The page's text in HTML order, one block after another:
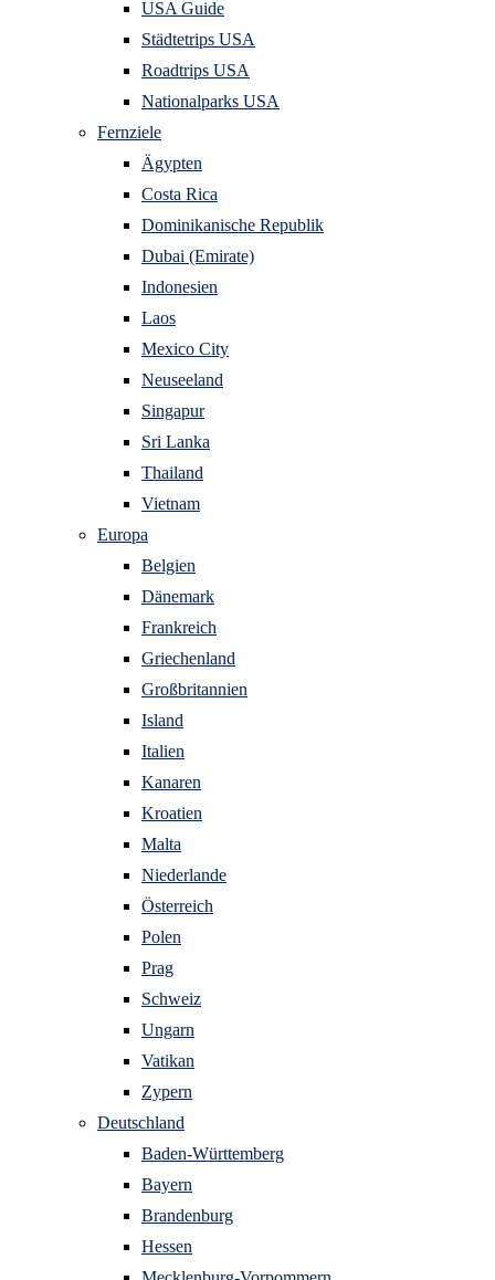
USA Guide
Städtetrips USA
Roadtrips USA
Nationalparks USA
Fernziele
Ägypten
Costa Rica
Dominikanische Republik
Dubai (Emirate)
Indonesien
Laos
Mexico City
Neuseeland
Singapur
Sri Lanka
Thailand
Vietnam
Europa
Belgien
Dänemark
Frankreich
Griechenland
Großbritannien
Island
Italien
Kanaren
Kroatien
Malta
Niederlande
Österreich
Polen
Prag
Schweiz
Ungarn
Vatikan
Zypern
Deutschland
Baden-Württemberg
Bayern
Brandenburg
Hessen